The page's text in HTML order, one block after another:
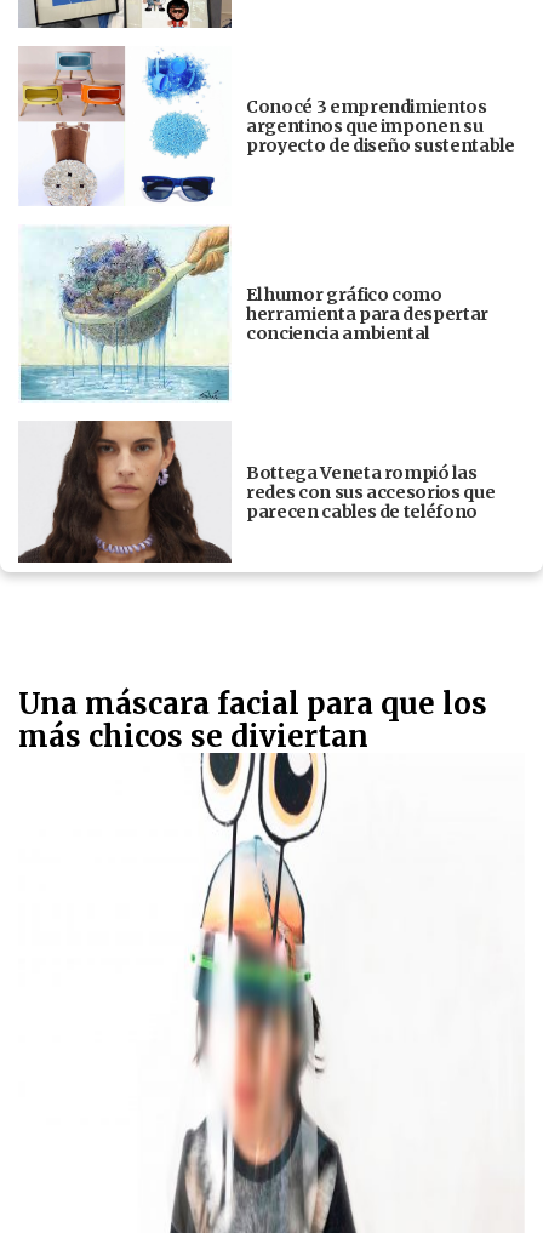
Conocé 3 emprendimientos
argentinos que imponen su
proyecto de diseño sustentable
El humor gráfico como
herramienta para despertar
conciencia ambiental
Bottega Veneta rompió las
redes con sus accesorios que
parecen cables de teléfono
Una máscara facial para que los
más chicos se diviertan